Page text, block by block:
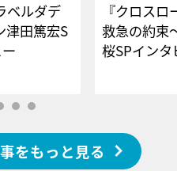
ベルダデ
津田篤宏S
ュー
『クロス
救急の約束
桜SPイ
をもっと見る